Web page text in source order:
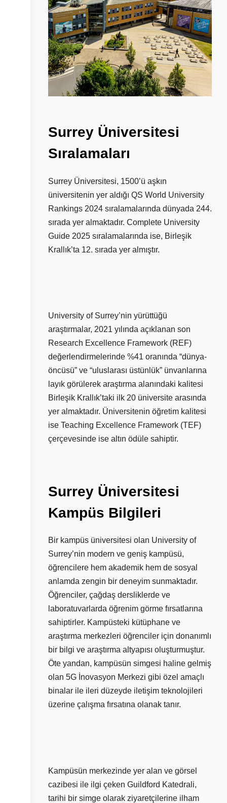
Surrey Üniversitesi
Sıralamaları
Surrey Üniversitesi, 1500’ü aşkın
üniversitenin yer aldığı QS World University
Rankings 2024 sıralamalarında dünyada 244.
sırada yer almaktadır. Complete University
Guide 2025 sıralamalarında ise, Birleşik
Krallık’ta 12. sırada yer almıştır.
University of Surrey’nin yürüttüğü
araştırmalar, 2021 yılında açıklanan son
Research Excellence Framework (REF)
değerlendirmelerinde %41 oranında “dünya-
öncüsü” ve “uluslarası üstünlük” ünvanlarına
layık görülerek araştırma alanındaki kalitesi
Birleşik Krallık’taki ilk 20 üniversite arasında
yer almaktadır. Üniversitenin öğretim kalitesi
ise Teaching Excellence Framework (TEF)
çerçevesinde ise altın ödüle sahiptir.
Surrey Üniversitesi
Kampüs Bilgileri
Bir kampüs üniversitesi olan University of
Surrey’nin modern ve geniş kampüsü,
öğrencilere hem akademik hem de sosyal
anlamda zengin bir deneyim sunmaktadır.
Öğrenciler, çağdaş dersliklerde ve
laboratuvarlarda öğrenim görme fırsatlarına
sahiptirler. Kampüsteki kütüphane ve
araştırma merkezleri öğrenciler için donanımlı
bir bilgi ve araştırma altyapısı oluşturmuştur.
Öte yandan, kampüsün simgesi haline gelmiş
olan 5G İnovasyon Merkezi gibi özel amaçlı
binalar ile ileri düzeyde iletişim teknolojileri
üzerine çalışma fırsatına olanak tanır.
Kampüsün merkezinde yer alan ve görsel
cazibesi ile ilgi çeken Guildford Katedrali,
tarihi bir simge olarak ziyaretçilerine ilham